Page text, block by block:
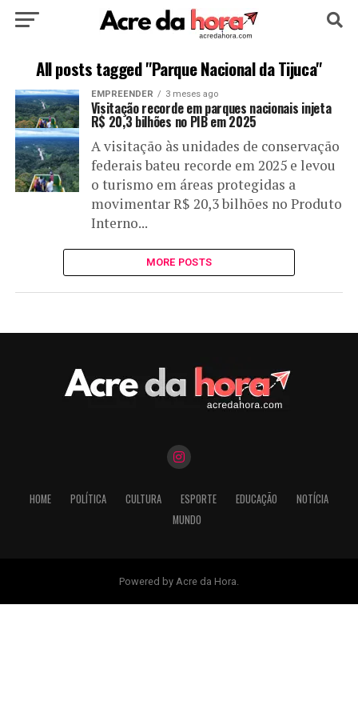
HOME POLÍTICA CULTURA ESPORTE
EDUCAÇÃO NOTÍCIA MUNDO
All posts tagged "Parque Nacional da Tijuca"
EMPREENDER 3 meses ago
Visitação recorde em parques nacionais injeta
R$ 20,3 bilhões no PIB em 2025
A visitação às unidades de conservação
federais bateu recorde em 2025 e levou
o turismo em áreas protegidas a
movimentar R$ 20,3 bilhões no Produto
Interno...
MORE POSTS
HOME POLÍTICA CULTURA ESPORTE EDUCAÇÃO
NOTÍCIA
MUNDO
Powered by Acre da Hora.